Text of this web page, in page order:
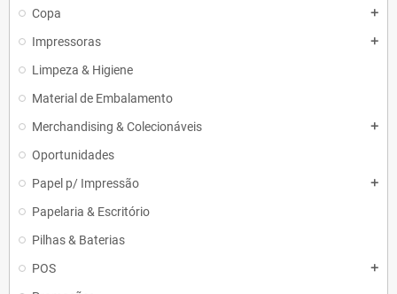
Copa add
Impressoras add
Limpeza & Higiene
Material de Embalamento
Merchandising & Colecionáveis
add
Oportunidades
Papel p/ Impressão
add
Papelaria & Escritório
Pilhas & Baterias
POS
add